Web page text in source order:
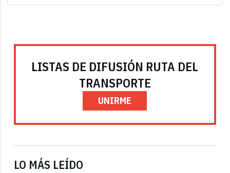
LISTAS DE DIFUSIÓN RUTA DEL
TRANSPORTE
UNIRME
LO MÁS LEÍDO